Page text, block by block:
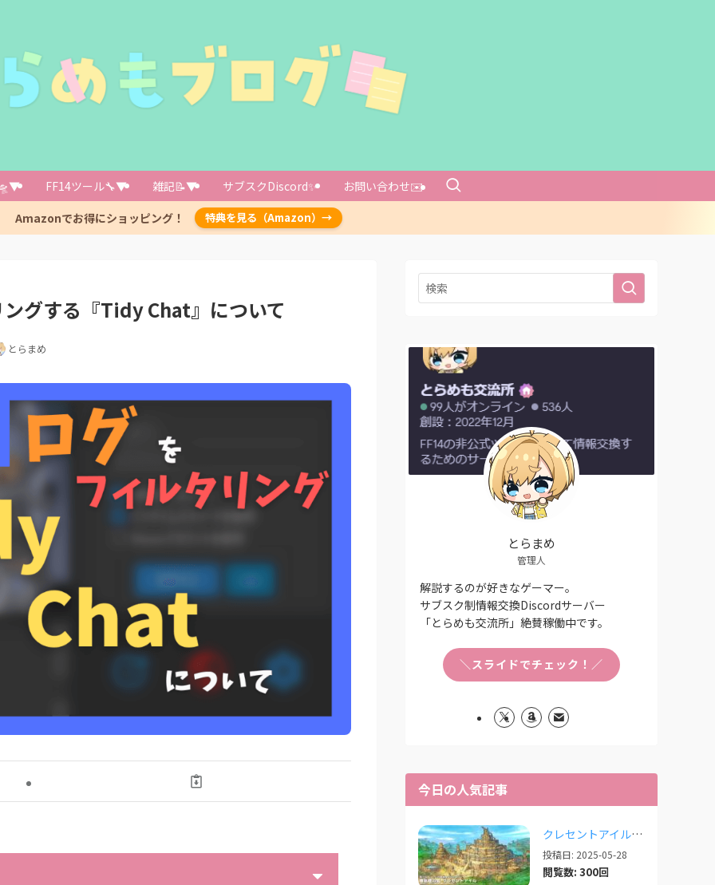
FF14ツール🔧▼ 雑記📝▼ サブスクDiscord✨️
お問い合わせ✉️
Amazonでお得にショッピング！
特典を見る（Amazon）→
グする『Tidy Chat』について
とらまめ
とらまめ
管理人
解説するのが好きなゲーマー。
サブスク制情報交換Discordサーバー
「とらめも交流所」絶賛稼働中です。
＼スライドでチェック！／
今日の人気記事
クレセントアイルで使えるツール情報まとめ【2026/07/30更新】
投稿日: 2025-05-28
閲覧数: 300回
プレート適用のタイミング
の読み上げに影響あるかも・・・？
イン」で「tidy」と検索します